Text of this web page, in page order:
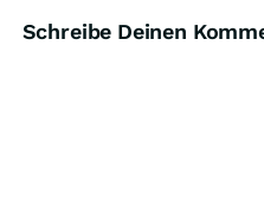
Schreibe Deinen